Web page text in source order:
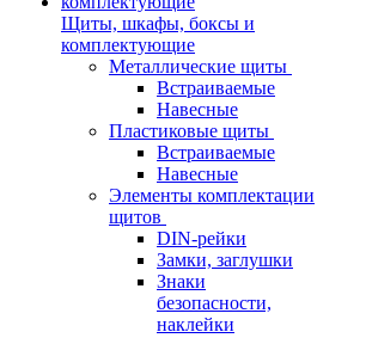
Щиты, шкафы, боксы и
комплектующие
Металлические щиты
Встраиваемые
Навесные
Пластиковые щиты
Встраиваемые
Навесные
Элементы комплектации
щитов
DIN-рейки
Замки, заглушки
Знаки
безопасности,
наклейки